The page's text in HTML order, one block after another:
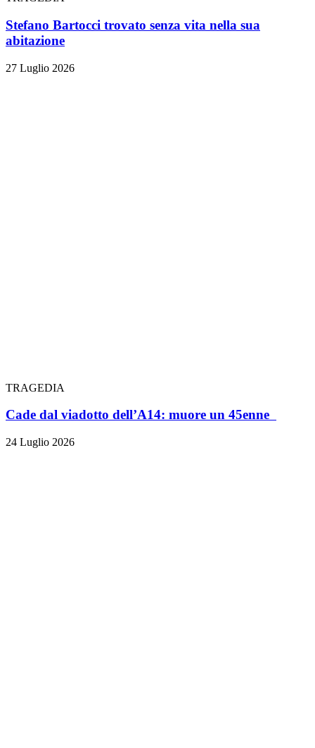
Stefano Bartocci trovato senza vita nella sua
abitazione
27 Luglio 2026
TRAGEDIA
Cade dal viadotto dell’A14: muore un 45enne
24 Luglio 2026